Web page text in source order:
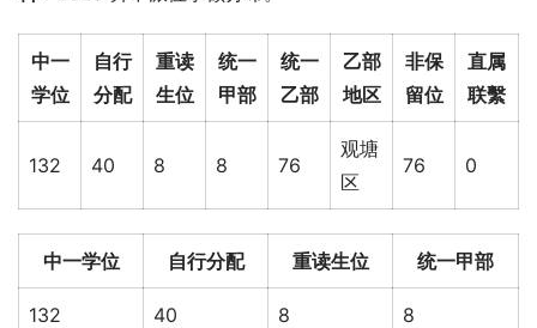
中一
学位
自行
分配
重读
生位
统一
甲部
统一
乙部
乙部
地区
非保
留位
直属
联繫
132 40 8 8 76
观塘
区
76 0
中一学位 自行分配 重读生位 统一甲部
132 40 8 8